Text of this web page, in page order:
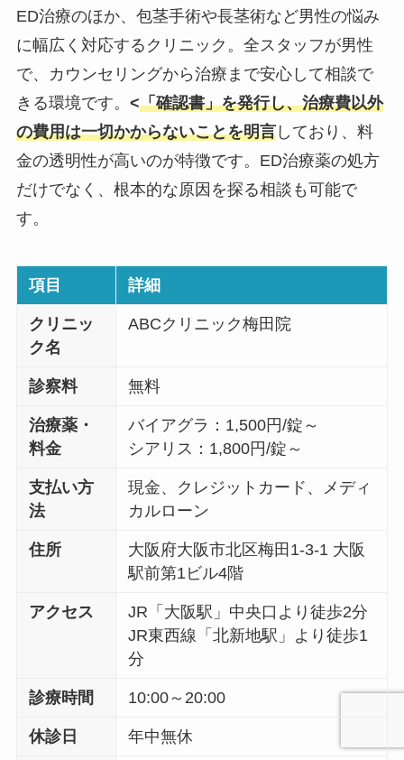
ED治療のほか、包茎手術や長茎術など男性の悩み
に幅広く対応するクリニック。全スタッフが男性
で、カウンセリングから治療まで安心して相談で
きる環境です。 <「確認書」を発行し、治療費以外
の費用は一切かからないことを明言しており、料
金の透明性が高いのが特徴です。ED治療薬の処方
だけでなく、根本的な原因を探る相談も可能で
す。
項目 詳細
クリニッ
ク名
ABCクリニック梅田院
診察料 無料
治療薬・
料金
バイアグラ：1,500円/錠～
シアリス：1,800円/錠～
支払い方
法
現金、クレジットカード、メディ
カルローン
住所
大阪府大阪市北区梅田1-3-1 大阪
駅前第1ビル4階
アクセス
JR「大阪駅」中央口より徒歩2分
JR東西線「北新地駅」より徒歩1
分
診療時間 10:00～20:00
休診日 年中無休